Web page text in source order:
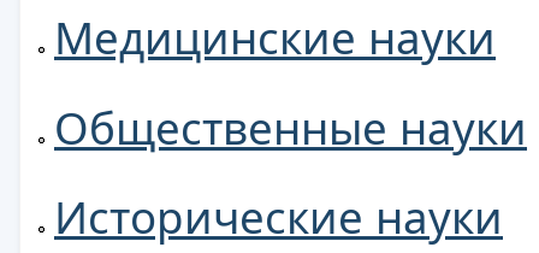
Медицинские науки
Общественные науки
Исторические науки